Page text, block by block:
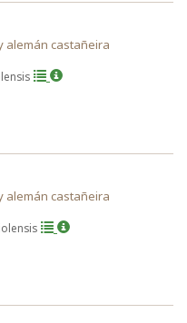
alemán castañeira
alemán castañeira